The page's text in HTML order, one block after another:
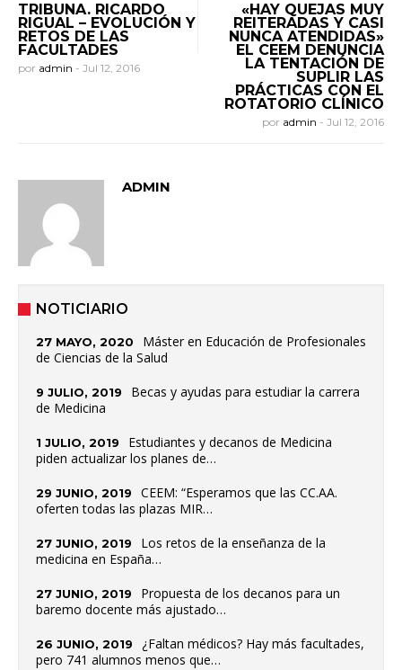
TRIBUNA. RICARDO
RIGUAL – EVOLUCIÓN Y
RETOS DE LAS
FACULTADES
por admin - Jul 12, 2016
«HAY QUEJAS MUY
REITERADAS Y CASI
NUNCA ATENDIDAS»
EL CEEM DENUNCIA
LA TENTACIÓN DE
SUPLIR LAS
PRÁCTICAS CON EL
ROTATORIO CLÍNICO
por admin - Jul 12, 2016
ADMIN
NOTICIARIO
27 MAYO, 2020
Máster en Educación de Profesionales
de Ciencias de la Salud
9 JULIO, 2019
Becas y ayudas para estudiar la carrera
de Medicina
1 JULIO, 2019
Estudiantes y decanos de Medicina
piden actualizar los planes de…
29 JUNIO, 2019
CEEM: “Esperamos que las CC.AA.
oferten todas las plazas MIR…
27 JUNIO, 2019
Los retos de la enseñanza de la
medicina en España…
27 JUNIO, 2019
Propuesta de los decanos para un
baremo docente más ajustado…
26 JUNIO, 2019
¿Faltan médicos? Hay más facultades,
pero 741 alumnos menos que…